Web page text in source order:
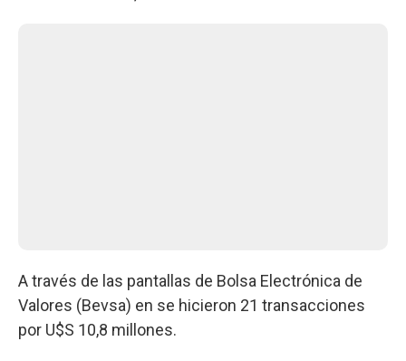
A través de las pantallas de Bolsa Electrónica de
Valores (Bevsa) en se hicieron 21 transacciones
por U$S 10,8 millones.